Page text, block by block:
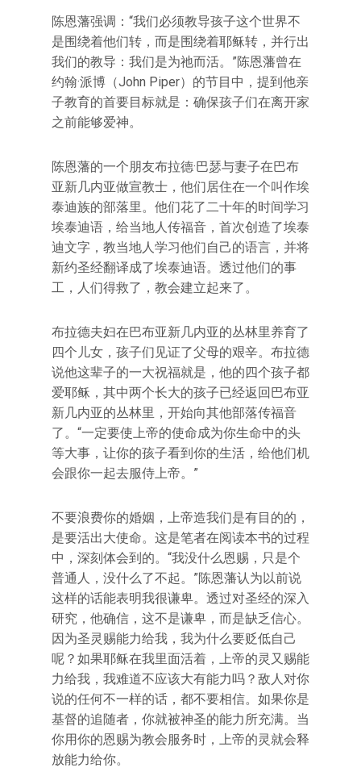
陈恩藩强调：“我们必须教导孩子这个世界不
是围绕着他们转，而是围绕着耶稣转，并行出
我们的教导：我们是为祂而活。”陈恩藩曾在
约翰·派博（John Piper）的节目中，提到他亲
子教育的首要目标就是：确保孩子们在离开家
之前能够爱神。
陈恩藩的一个朋友布拉德·巴瑟与妻子在巴布
亚新几内亚做宣教士，他们居住在一个叫作埃
泰迪族的部落里。他们花了二十年的时间学习
埃泰迪语，给当地人传福音，首次创造了埃泰
迪文字，教当地人学习他们自己的语言，并将
新约圣经翻译成了埃泰迪语。透过他们的事
工，人们得救了，教会建立起来了。
布拉德夫妇在巴布亚新几内亚的丛林里养育了
四个儿女，孩子们见证了父母的艰辛。布拉德
说他这辈子的一大祝福就是，他的四个孩子都
爱耶稣，其中两个长大的孩子已经返回巴布亚
新几内亚的丛林里，开始向其他部落传福音
了。“一定要使上帝的使命成为你生命中的头
等大事，让你的孩子看到你的生活，给他们机
会跟你一起去服侍上帝。”
不要浪费你的婚姻，上帝造我们是有目的的，
是要活出大使命。这是笔者在阅读本书的过程
中，深刻体会到的。“我没什么恩赐，只是个
普通人，没什么了不起。”陈恩藩认为以前说
这样的话能表明我很谦卑。透过对圣经的深入
研究，他确信，这不是谦卑，而是缺乏信心。
因为圣灵赐能力给我，我为什么要贬低自己
呢？如果耶稣在我里面活着，上帝的灵又赐能
力给我，我难道不应该大有能力吗？敌人对你
说的任何不一样的话，都不要相信。如果你是
基督的追随者，你就被神圣的能力所充满。当
你用你的恩赐为教会服务时，上帝的灵就会释
放能力给你。